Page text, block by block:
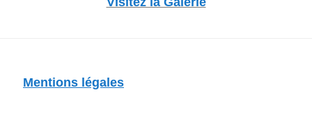
Mentions légales